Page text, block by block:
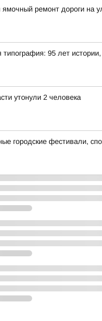
ямочный ремонт дороги на
95 лет
утонули 2 человека
городские фестивали,